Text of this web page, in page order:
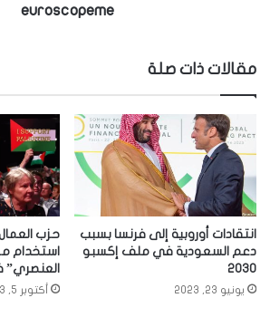
euroscopeme
مقالات ذات صلة
انتقادات أوروبية إلى فرنسا بسبب
دعم السعودية في ملف إكسبو
2030
يونيو 23, 2023
حزب
استخدام
أكتوبر 5, 2023